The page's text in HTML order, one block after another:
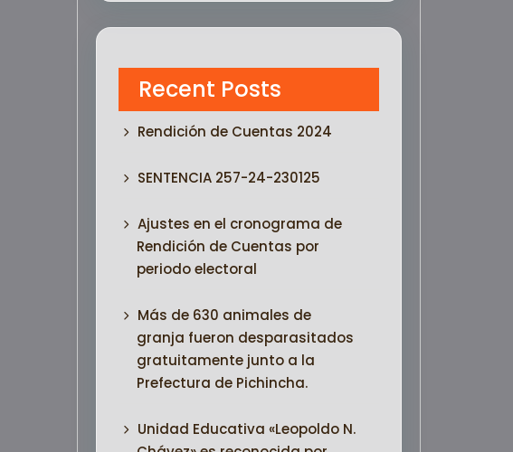
Recent Posts
Rendición de Cuentas 2024
SENTENCIA 257-24-230125
Ajustes en el cronograma de
Rendición de Cuentas por
periodo electoral
Más de 630 animales de
granja fueron desparasitados
gratuitamente junto a la
Prefectura de Pichincha.
Unidad Educativa «Leopoldo N.